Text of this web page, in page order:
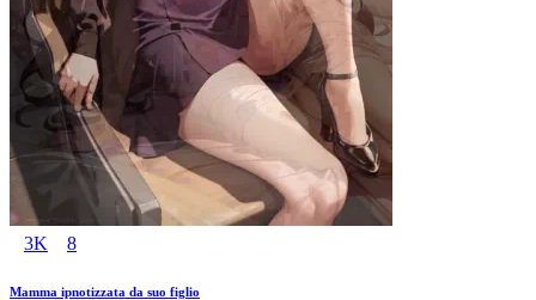
3K 8
Mamma ipnotizzata da suo figlio